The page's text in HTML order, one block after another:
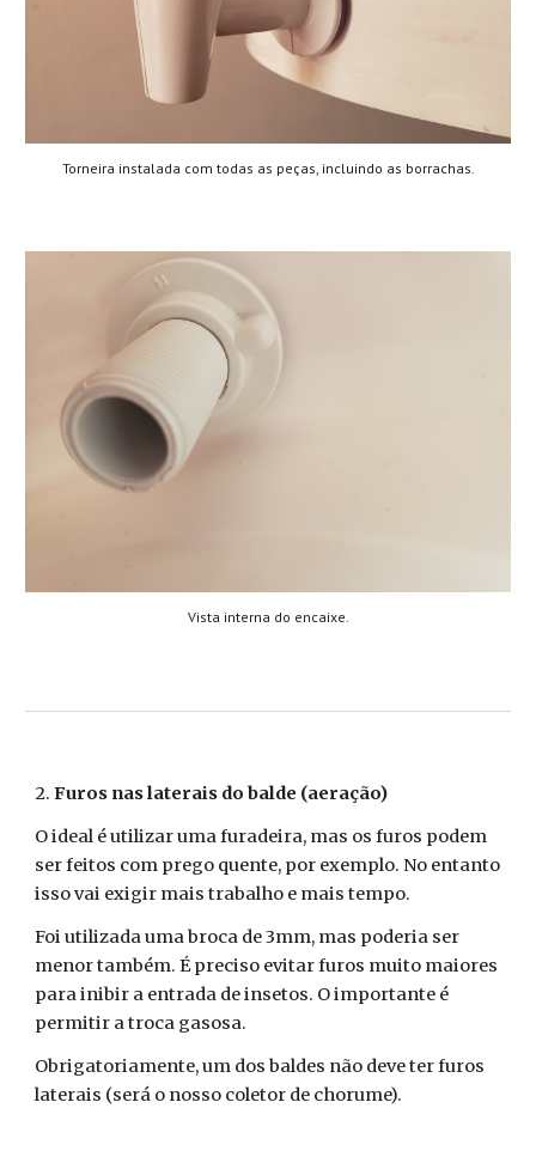
Torneira instalada com todas as peças, incluindo as borrachas.
Vista interna do encaixe.
2.Furos nas laterais do balde (aeração)
O ideal é utilizar uma furadeira, mas os furos podem
ser feitos com prego quente, por exemplo. No entanto
isso vai exigir mais trabalho e mais tempo.
Foi utilizada uma broca de 3mm, mas poderia ser
menor também. É preciso evitar furos muito maiores
para inibir a entrada de insetos. O importante é
permitir a troca gasosa.
Obrigatoriamente, um dos baldes não deve ter furos
laterais (será o nosso coletor de chorume).